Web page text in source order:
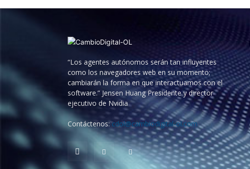
“Los agentes autónomos serán tan influyentes
como los navegadores web en su momento;
cambiarán la forma en que interactuamos con el
software.” Jensen Huang Presidente y director
ejecutivo de Nvidia
Contáctenos:cdol@cambiodigital-ol.com